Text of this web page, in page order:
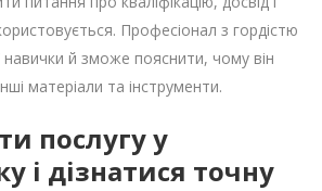
Професіонал з гордістю
навички й зможе пояснити, чому він
матеріали та інструменти.
послугу у
і дізнатися точну